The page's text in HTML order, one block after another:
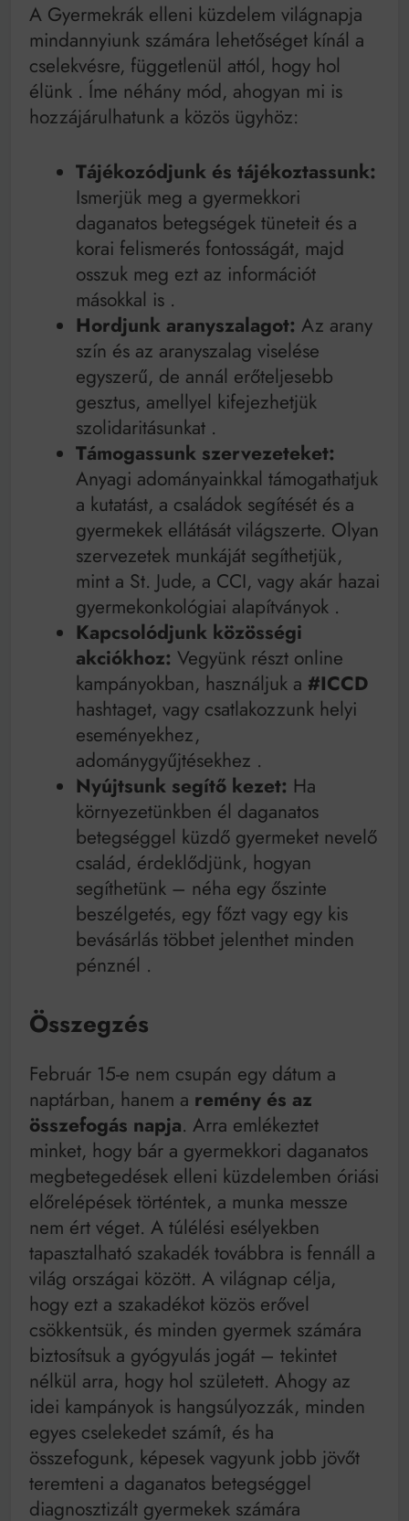
A Gyermekrák elleni küzdelem világnapja
mindannyiunk számára lehetőséget kínál a
cselekvésre, függetlenül attól, hogy hol
élünk . Íme néhány mód, ahogyan mi is
hozzájárulhatunk a közös ügyhöz:
Tájékozódjunk és tájékoztassunk:
Ismerjük meg a gyermekkori
daganatos betegségek tüneteit és a
korai felismerés fontosságát, majd
osszuk meg ezt az információt
másokkal is .
Hordjunk aranyszalagot: Az arany
szín és az aranyszalag viselése
egyszerű, de annál erőteljesebb
gesztus, amellyel kifejezhetjük
szolidaritásunkat .
Támogassunk szervezeteket:
Anyagi adományainkkal támogathatjuk
a kutatást, a családok segítését és a
gyermekek ellátását világszerte. Olyan
szervezetek munkáját segíthetjük,
mint a St. Jude, a CCI, vagy akár hazai
gyermekonkológiai alapítványok .
Kapcsolódjunk közösségi
akciókhoz: Vegyünk részt online
kampányokban, használjuk a #ICCD
hashtaget, vagy csatlakozzunk helyi
eseményekhez,
adománygyűjtésekhez .
Nyújtsunk segítő kezet: Ha
környezetünkben él daganatos
betegséggel küzdő gyermeket nevelő
család, érdeklődjünk, hogyan
segíthetünk – néha egy őszinte
beszélgetés, egy főzt vagy egy kis
bevásárlás többet jelenthet minden
pénznél .
Összegzés
Február 15-e nem csupán egy dátum a
naptárban, hanem a remény és az
összefogás napja. Arra emlékeztet
minket, hogy bár a gyermekkori daganatos
megbetegedések elleni küzdelemben óriási
előrelépések történtek, a munka messze
nem ért véget. A túlélési esélyekben
tapasztalható szakadék továbbra is fennáll a
világ országai között. A világnap célja,
hogy ezt a szakadékot közös erővel
csökkentsük, és minden gyermek számára
biztosítsuk a gyógyulás jogát – tekintet
nélkül arra, hogy hol született. Ahogy az
idei kampányok is hangsúlyozzák, minden
egyes cselekedet számít, és ha
összefogunk, képesek vagyunk jobb jövőt
teremteni a daganatos betegséggel
diagnosztizált gyermekek számára